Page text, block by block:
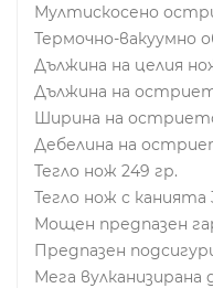
Мултискосено
Термочно-вакуумно
Дължина на целия
Дължина на
Ширина на
Дебелина на
Тегло нож 249 гр.
Тегло нож с канията
Мощен предпазен
Предпазен
Мега